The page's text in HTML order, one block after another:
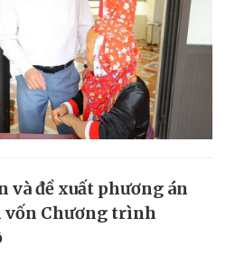
và đề xuất phương án
vốn Chương trình